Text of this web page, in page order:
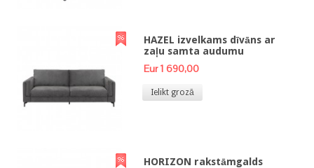
HAZEL izvelkams dīvāns ar
zaļu samta audumu
Eur 1 690,00
Ielikt grozā
HORIZON rakstāmgalds